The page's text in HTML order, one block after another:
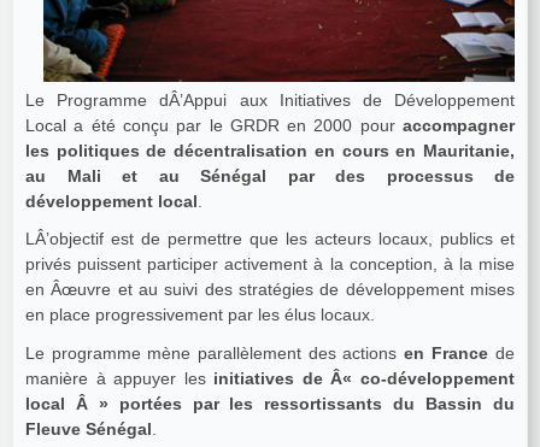
Le Programme dÂ’Appui aux Initiatives de Développement
Local a été conçu par le GRDR en 2000 pour accompagner
les politiques de décentralisation en cours en Mauritanie,
au Mali et au Sénégal par des processus de
développement local
LÂ’objectif est de permettre que les acteurs locaux, publics et
privés puissent participer activement à la conception, à la mise
en Âœuvre et au suivi des stratégies de développement mises
en place progressivement par les élus locaux.
Le programme mène parallèlement des actions en France de
manière à appuyer les initiatives de Â« co‐développement
local Â » portées par les ressortissants du Bassin du
Fleuve Sénégal